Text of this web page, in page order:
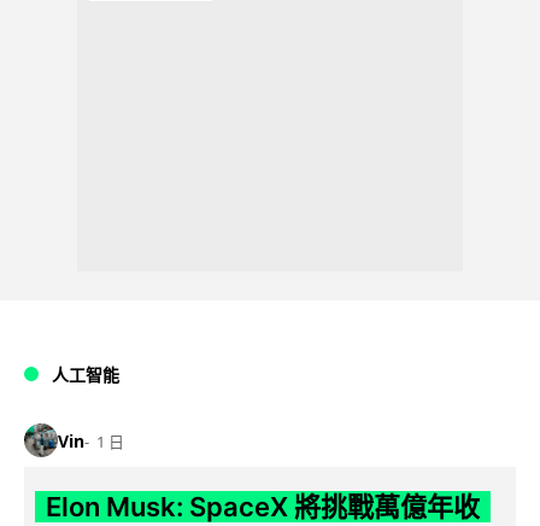
人工智能
Vin 1 日
Elon Musk: SpaceX 將挑戰萬億年收